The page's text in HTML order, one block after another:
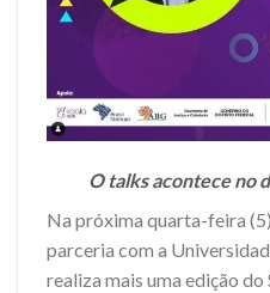
O talks acontece no
Na próxima quarta-feira
parceria com a
realiza mais uma edição do